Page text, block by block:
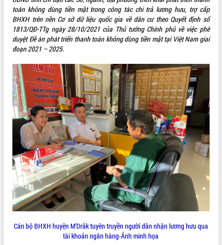
UBND CÁC XÃ, PHƯỜNG
THÔNG TIN CHỈ ĐẠO ĐIỀU HÀNH
VĂN BẢN HĐND TỈNH
ĐIỂM TIN VĂN BẢN
QUY HOẠCH - KẾ HOẠCH
toán không dùng tiền mặt trong công tác chi trả lương hưu, trợ cấp
BHXH trên nền Cơ sở dữ liệu quốc gia về dân cư theo Quyết định số
1813/QĐ-TTg ngày 28/10/2021 của Thủ tướng Chính phủ về việc phê
duyệt Đề án phát triển thanh toán không dùng tiền mặt tại Việt Nam giai
đoạn 2021 – 2025.
Cán bộ BHXH huyện M’Drắk tuyên truyền người dân nhận lương hưu qua
tài khoản ngân hàng-Ảnh minh họa